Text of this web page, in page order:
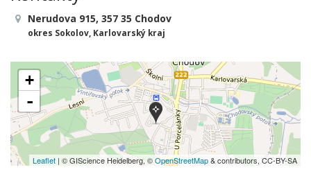
Nerudova 915, 357 35 Chodov
okres Sokolov, Karlovarský kraj
+
-
Leaflet | © GIScience Heidelberg, ©OpenStreetMap& contributors, CC-BY-SA